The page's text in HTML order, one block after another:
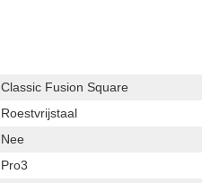
Classic Fusion Square
Roestvrijstaal
Nee
Pro3